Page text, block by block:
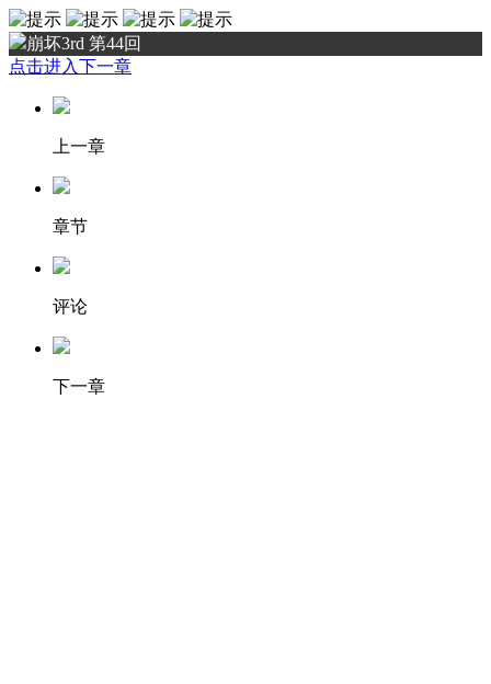
崩坏3rd 第44回
点击进入下一章
上一章
章节
评论
下一章